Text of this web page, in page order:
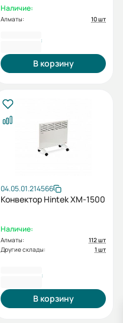
Наличие:
Алматы: 10 шт
В корзину
04.05.01.214566
Конвектор Hintek XM-1500
Наличие:
Алматы:
112 шт
Другие склады:
1 шт
В корзину